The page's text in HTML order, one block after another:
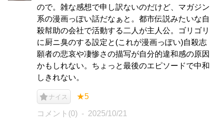
ので。雑な感想で申し訳ないのだけど、マガジン
系の漫画っぽい話だなぁと。都市伝説みたいな自
殺幇助の会社で活動する二人が主人公。ゴリゴリ
に厨ニ臭のする設定と(これが漫画っぽい)自殺志
願者の悲哀や凄惨さの描写が自分的違和感の原因
かもしれない。ちょっと最後のエピソードで中和
しきれない。
ナイス ★5
コメント(0) 2025/10/21